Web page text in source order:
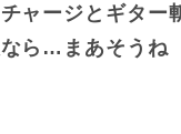
ャージとギター
ら…まあそうね